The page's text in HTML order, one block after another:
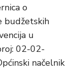
o
budžetskih
u
02-02-
načelnik